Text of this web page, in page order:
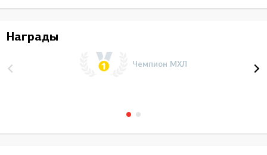
Награды
Чемпион МХЛ